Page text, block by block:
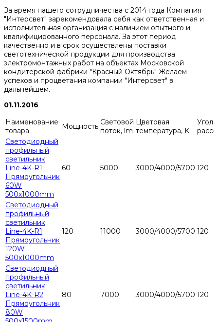
За время нашего сотрудничества с 2014 года Компания
"Интерсвет" зарекомендовала себя как ответственная и
исполнительная организация с наличием опытного и
квалифицированного персонала. За этот период
качественно и в срок осуществлены поставки
светотехнической продукции для производства
электромонтажных работ на объектах Московской
кондитерской фабрики "Красный Октябрь" Желаем
успехов и процветания компании "Интерсвет" в
дальнейшем.
01.11.2016
Наименование
товара
Мощность Световой
поток, lm
Цветовая
температура, K
Угол
Светодиодный
профильный
светильник
Line-4K-R1
Прямоугольник
60W
500х1000mm
60 5000 3000/4000/5700 120
Светодиодный
профильный
светильник
Line-4K-R1
Прямоугольник
120W
500х1000mm
120 11000 3000/4000/5700 120
Светодиодный
профильный
светильник
Line-4K-R2
Прямоугольник
80W
80 7000 3000/4000/5700 120